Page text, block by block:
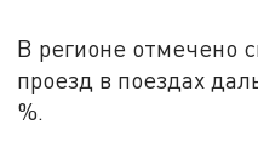
В регионе отмечено
проезд в поездах
%.